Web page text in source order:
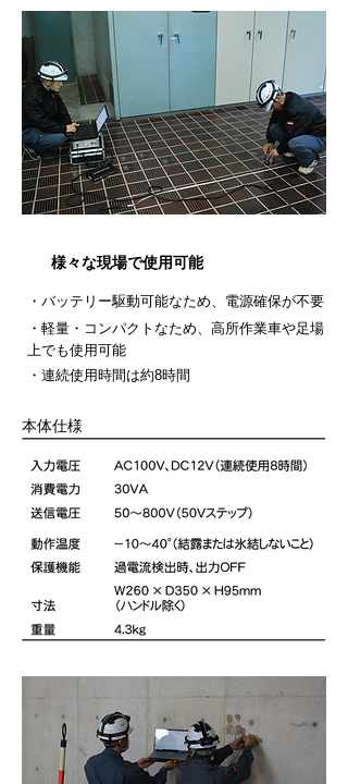
様々な現場で使用可能
・バッテリー駆動可能なため、電源確保が不要
・軽量・コンパクトなため、高所作業車や足場
上でも使用可能
・連続使用時間は約8時間
本体仕様